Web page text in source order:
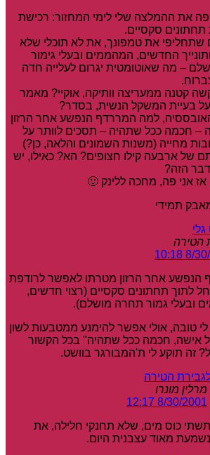
פה את ההמלצה שלי לימי המחזור: רכישת
תחתונים סקסיים.
שתחליפי את טמפונך, את לא תוכלי שלא
החדשים, המהממים ובעלי גימור
– מה שאוטומטית יגרום לעלייה חדה
קטנה ממעריצה וותיקה, אוקיי? מאמר
על בעיית המשקל הנשית, בסדר?
למה המררדף הנפשע אחר הרזון
– חכמה ככל שתהיה – תסכים לוותר על
מחייה (משנות השמונים והלאה, כן?)
של ארבעה קילו חצופים? הא? כאילו, יש
הזה?
אני פה, מחכה ללינק 🙂
תמידי
הטירה
8/30/
הנפשע אחר הרזון מטרתו לאפשר לרודפת
לתוך תחתונים סקסיים (רצוי חדשים,
ובעלי גמור תחרה מושלם).
לי טובה, אולי אפשר להימנע ממטבעות לשון
אישה, חכמה ככל שתהיה" בכל הקשור
זה תוקע לי ת'המבורגר בוושט.
הטירה
מרלין מונרו
8/30/2001 12:17
תשתי כוס מים, שלא תחנקי חלילה, את
נשמעת מאוד עצבנית היום.